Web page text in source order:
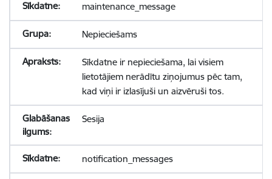
maintenance_message
Nepieciešams
Sīkdatne ir nepieciešama, lai visiem
lietotājiem nerādītu ziņojumus pēc tam,
kad viņi ir izlasījuši un aizvēruši tos.
Sesija
notification_messages